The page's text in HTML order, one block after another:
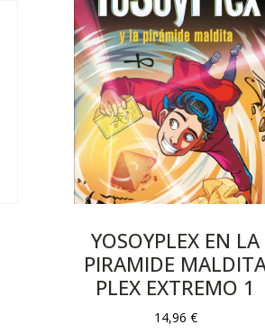
YOSOYPLEX EN LA
PIRAMIDE
PLEX EXTREMO 1
14,96 €